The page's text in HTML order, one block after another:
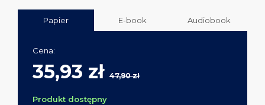
Papier E-book Audiobook
Cena:
35,93 zł 47,90 zł
Produkt dostępny